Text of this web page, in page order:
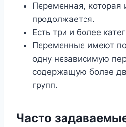
Переменная, которая
продолжается.
Есть три и более
Переменные имеют
одну независимую
содержащую более
групп.
Часто